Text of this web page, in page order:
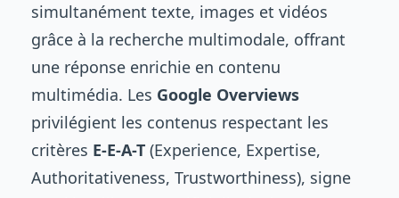
simultanément texte, images et vidéos
grâce à la recherche multimodale, offrant
une réponse enrichie en contenu
multimédia. Les Google Overviews
privilégient les contenus respectant les
critères E-E-A-T (Experience, Expertise,
Authoritativeness, Trustworthiness), signe